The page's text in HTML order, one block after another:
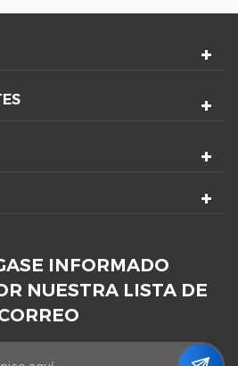
INFORMADO
NUESTRA LISTA DE